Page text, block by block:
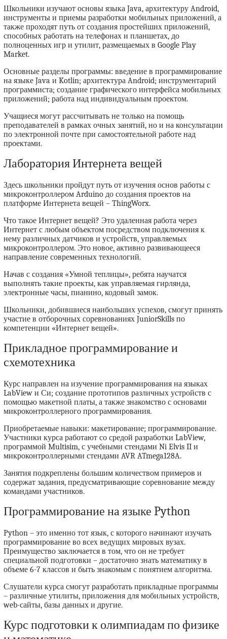
Школьники изучают основы языка Java, архитектуру Android,
инструменты и приемы разработки мобильных приложений, а
также проходят путь от создания простейших приложений,
способных работать на телефонах и планшетах, до
полноценных игр и утилит, размещаемых в Google Play
Market.
Основные разделы программы: введение в программирование
на языке Java и Kotlin; архитектура Android; инструментарий
программиста; создание графического интерфейса мобильных
приложений; работа над индивидуальным проектом.
Учащиеся могут рассчитывать не только на помощь
преподавателей в рамках очных занятий, но и на консультации
по электронной почте при самостоятельной работе над
проектами.
Лаборатория Интернета вещей
Здесь школьники пройдут путь от изучения основ работы с
микроконтроллером Arduino до создания проектов на
платформе Интернета вещей – ThingWorx.
Что такое Интернет вещей? Это удаленная работа через
Интернет с любым объектом посредством подключения к
нему различных датчиков и устройств, управляемых
микроконтроллером. Это новое, активно развивающееся
направление современных технологий.
Начав с создания «Умной теплицы», ребята научатся
выполнять такие проекты, как управляемая гирлянда,
электронные часы, пианино, кодовый замок.
Школьники, добившиеся наибольших успехов, смогут принять
участие в отборочных соревнованиях JuniorSkills по
компетенции «Интернет вещей».
Прикладное программирование и
схемотехника
Курс направлен на изучение программирования на языках
LabView и Си; создание прототипов различных устройств с
помощью макетной платы, а также знакомство с основами
микроконтроллерного программирования.
Приобретаемые навыки: макетирование; программирование.
Участники курса работают со средой разработки LabView,
программой Multisim, с учебными стендами Ni Elvis II и
микроконтроллерными стендами AVR ATmega128A.
Занятия подкреплены большим количеством примеров и
содержат задания, предусматривающие соревнование между
командами участников.
Программирование на языке Python
Python – это именно тот язык, с которого начинают изучать
программирование во всех ведущих мировых вузах.
Преимущество заключается в том, что он не требует
специальной подготовки – достаточно знать математику в
объеме 6-7 классов и быть знакомым с понятием алгоритма.
Слушатели курса смогут разработать прикладные программы
– различные утилиты, приложения для мобильных устройств,
web-сайты, базы данных и другие.
Курс подготовки к олимпиадам по физике